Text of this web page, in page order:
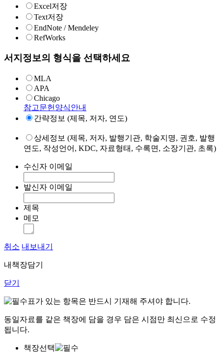
Excel저장
Text저장
EndNote / Mendeley
RefWorks
서지정보의 형식을 선택하세요
MLA
APA
Chicago
참고문헌양식안내
간략정보 (제목, 저자, 연도)
상세정보 (제목, 저자, 발행기관, 학술지명, 권호, 발행
연도, 작성언어, KDC, 자료형태, 수록면, 소장기관, 초록)
수신자 이메일
발신자 이메일
제목
메모
취소 내보내기
내책장담기
닫기
표가 있는 항목은 반드시 기재해 주셔야 합니다.
동일자료를 같은 책장에 담을 경우 담은 시점만 최신으로 수정
됩니다.
책장선택